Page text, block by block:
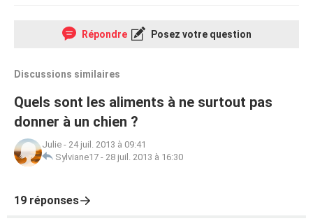
Répondre Posez votre question
Discussions similaires
Quels sont les aliments à ne surtout pas
donner à un chien ?
Julie - 24 juil. 2013 à 09:41
Sylviane17 - 28 juil. 2013 à 16:30
19 réponses